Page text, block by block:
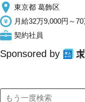
東京都 葛飾区
月給32万9,000円～
契約社員
Sponsored by